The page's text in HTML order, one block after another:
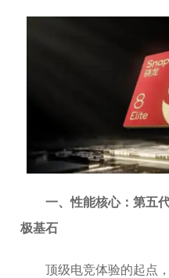
一、性能核心：第五
极基石
顶级电竞体验的起点